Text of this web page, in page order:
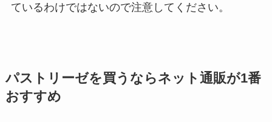
ているわけではないので注意してください。
パストリーゼを買うならネット通販が1番
おすすめ